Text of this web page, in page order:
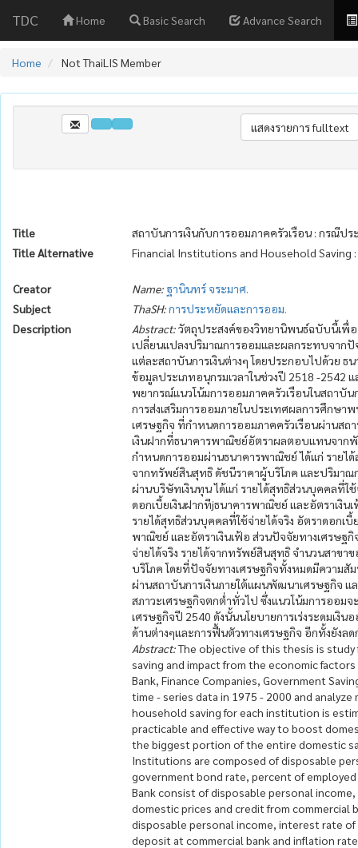
TDC Home Basic Search Advance Search
Home Not ThaiLIS Member
Title
สถาบันการเงินกับการออมภาคครัวเรือน : กรณีป
Title Alternative
Financial Institutions and Household Saving
Creator Name: ฐานินทร์ จระมาศ.
Subject
ThaSH:การประหยัดและการออม.
Description
Abstract:วัตถุประสงค์ของวิทยานิพนธ์ฉบับนี้เพื่อ
เปลี่ยนแปลงปริมาณการออมและผลกระทบจากปั
แต่ละสถาบันการเงินต่างๆ โดยประกอบไปด้วย
ข้อมูลประเภทอนุกรมเวลาในช่วงปี 2518 -2542
พยากรณ์แนวโน้มการออมภาคครัวเรือนในสถาบัน
การส่งเสริมการออมภายในประเทศผลการศึกษ
เศรษฐกิจ ที่กำหนดการออมภาคครัวเรือนผ่านสถ
เงินฝากที่ธนาคารพาณิชย์อัตราผลตอบแทนจาก
กำหนดการออมผ่านธนาคารพาณิชย์ ได้แก่ รายไ
จากทรัพย์สินสุทธิ ดัชนีราคาผู้บริโภค และปริมา
ผ่านบริษัทเงินทุน ได้แก่ รายได้สุทธิส่วนบุคคลที่ใ
ดอกเบี้ยเงินฝากทีjธนาคารพาณิชย์ และอัตราเงิ
รายได้สุทธิส่วนบุคคลที่ใช้จ่ายได้จริง อัตราดอกเ
พาณิชย์ และอัตราเงินเฟ้อ ส่วนปัจจัยทางเศรษ
จ่ายได้จริง รายได้จากทรัพย์สินสุทธิ จำนวนสาข
บริโภค โดยที่ปัจจัยทางเศรษฐกิจทั้งหมดมีความ
ผ่านสถาบันการเงินภายใต้แผนพัฒนาเศรษฐกิจ แ
สภาวะเศรษฐกิจตกต่ำทั่วไป ซึ่งแนวโน้มการออม
เศรษฐกิจปี 2540 ดังนั้นนโยบายการเร่งระดมเงิ
ด้านต่างๆและการฟื้นตัวทางเศรษฐกิจ อีกทั้งยัง
Abstract:The objective of this thesis is
saving and impact from the economic
Bank, Finance Companies, Government
time - series data in 1975 - 2000 and
household saving for each institution is
practicable and effective way to boost
the biggest portion of the entire domestic
Institutions are composed of disposable
government bond rate, percent of
Bank consist of disposable personal
domestic prices and credit from commercial
disposable personal income, interest rate
deposit at commercial bank and inflation